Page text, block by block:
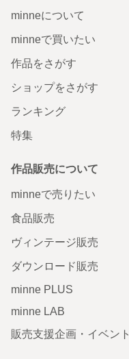
minneについて
minneで買いたい
作品をさがす
ショップをさがす
ランキング
特集
作品販売について
minneで売りたい
食品販売
ヴィンテージ販売
ダウンロード販売
minne PLUS
minne LAB
販売支援企画・イベント